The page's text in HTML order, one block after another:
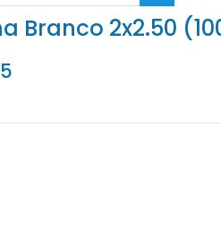
Branco 2x2.50